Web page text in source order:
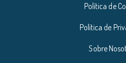
Política de
Política de
Sobre